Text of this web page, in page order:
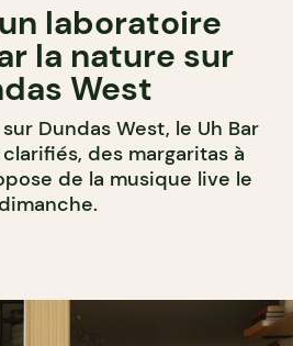
laboratoire
la nature sur
West
Dundas West, le Uh Bar
des margaritas à
de la musique live le
dimanche.